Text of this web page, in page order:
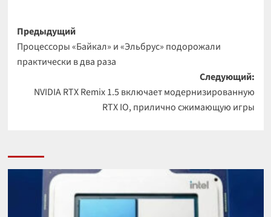
Навигация
записи
Предыдущий
Процессоры «Байкал» и «Эльбрус» подорожали
практически в два раза
Следующий:
NVIDIA RTX Remix 1.5 включает модернизированную
RTX IO, прилично сжимающую игры